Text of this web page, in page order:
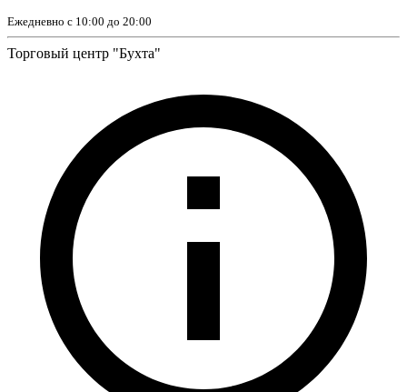
Ежедневно с 10:00 до 20:00
Торговый центр "Бухта"